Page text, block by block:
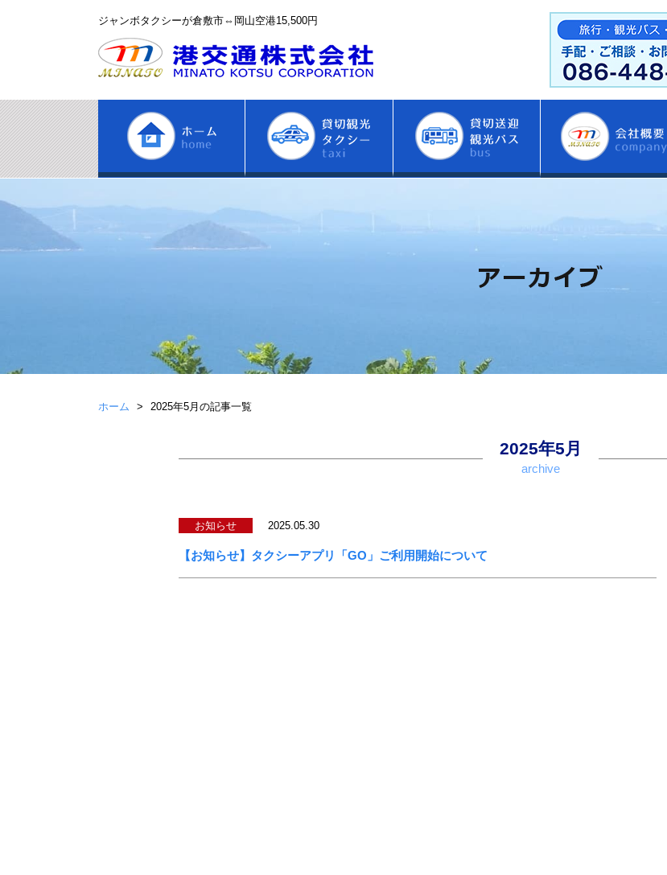
ジャンボタクシーが倉敷市⇔岡山空港15,500円
ホーム 2025年5月の記事一覧
2025年5月
archive
お知らせ 2025.05.30
【お知らせ】タクシーアプリ「GO」ご利用開始について